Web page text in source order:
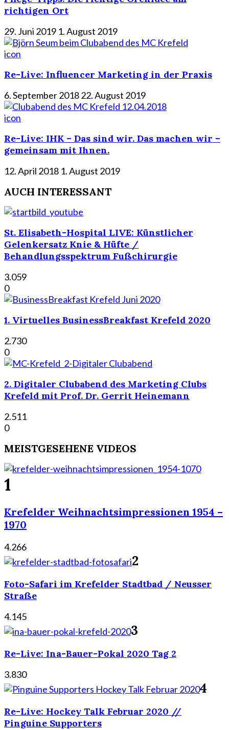
richtigen Ort
29. Juni 2019 1. August 2019
icon
Re-Live: Influencer Marketing in der Praxis
6. September 201822. August 2019
icon
Re-Live: IHK – Das sind wir. Das machen wir –
gemeinsam mit Ihnen.
12. April 2018 1. August 2019
AUCH INTERESSANT
St. Elisabeth-Hospital LIVE: Künstlicher
Gelenkersatz Knie & Hüfte /
Behandlungsspektrum Fußchirurgie
3.059
0
1. Virtuelles BusinessBreakfast Krefeld 2020
2.730
0
2. Digitaler Clubabend des Marketing Clubs
Krefeld mit Prof. Dr. Gerrit Heinemann
2.511
0
MEISTGESEHENE VIDEOS
1
Krefelder Weihnachtsimpressionen 1954 –
1970
4.266
2
Foto-Safari im Krefelder Stadtbad / Neusser
Straße
4.145
3
Re-Live: Ina-Bauer-Pokal 2020 Tag 2
3.830
4
Re-Live: Hockey Talk Februar 2020 //
Pinguine Supporters